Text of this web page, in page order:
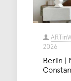
2026
Berlin |